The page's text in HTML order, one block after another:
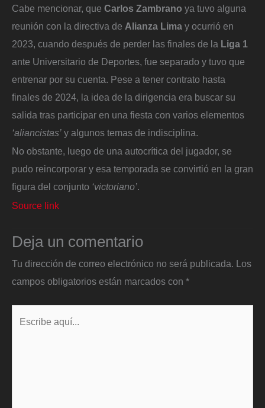
Cabe mencionar, que Carlos Zambrano ya tuvo alguna
reunión con la directiva de Alianza Lima y ocurrió en
2023, cuando después de perder las finales de la Liga 1
ante Universitario de Deportes, fue separado y tuvo que
entrenar por su cuenta. Pese a tener contrato hasta
finales de 2024, la idea de la dirigencia era buscar su
salida tras participar en una fiesta con varios elementos
‘aliancistas’ y algunos temas de indisciplina.
No obstante, luego de una autocrítica del jugador, se
pudo reincorporar y esa temporada se convirtió en la gran
figura del conjunto ‘victoriano’.
Source link
Deja un comentario
Tu dirección de correo electrónico no será publicada.
Los
campos obligatorios están marcados con *